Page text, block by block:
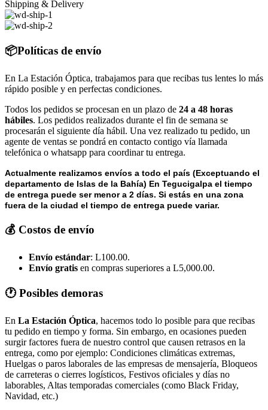
Shipping & Delivery
📦Políticas de envío
En La Estación Óptica, trabajamos para que recibas tus lentes lo más
rápido posible y en perfectas condiciones.
Todos los pedidos se procesan en un plazo de 24 a 48 horas
hábiles. Los pedidos realizados durante el fin de semana se
procesarán el siguiente día hábil. Una vez realizado tu pedido, un
agente de ventas se pondrá en contacto contigo vía llamada
telefónica o whatsapp para coordinar tu entrega.
Actualmente realizamos envíos a todo el país (Exceptuando el
departamento de Islas de la Bahía) En Tegucigalpa el tiempo
de entrega puede ser menor a 2 días. Si estás en una zona
fuera de la ciudad el tiempo de entrega puede variar.
💰 Costos de envío
Envío estándar: L100.00.
Envío gratis en compras superiores a L5,000.00.
🕐 Posibles demoras
En La Estación Óptica, hacemos todo lo posible para que recibas
tu pedido en tiempo y forma. Sin embargo, en ocasiones pueden
surgir factores fuera de nuestro control que causen retrasos en la
entrega, como por ejemplo: Condiciones climáticas extremas,
Huelgas o paros laborales de las empresas de mensajería, Bloqueos
de carreteras o cierres logísticos, Festivos oficiales y días no
laborables, Altas temporadas comerciales (como Black Friday,
Navidad, etc.)